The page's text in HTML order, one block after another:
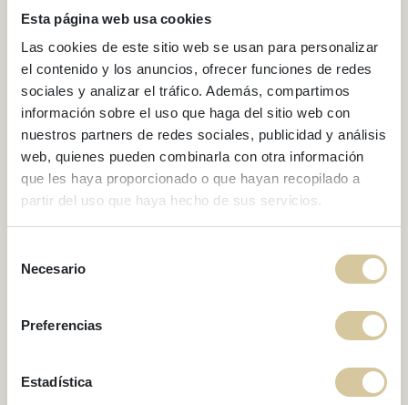
Esta página web usa cookies
Las cookies de este sitio web se usan para personalizar
el contenido y los anuncios, ofrecer funciones de redes
sociales y analizar el tráfico. Además, compartimos
información sobre el uso que haga del sitio web con
nuestros partners de redes sociales, publicidad y análisis
web, quienes pueden combinarla con otra información
que les haya proporcionado o que hayan recopilado a
partir del uso que haya hecho de sus servicios.
Necesario
Preferencias
Estadística